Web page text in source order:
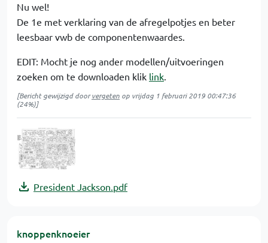
Nu wel!
De 1e met verklaring van de afregelpotjes en beter
leesbaar vwb de componentenwaardes.
EDIT: Mocht je nog ander modellen/uitvoeringen
zoeken om te downloaden klik link.
[Bericht gewijzigd doorvergeten op vrijdag 1 februari 2019 00:47:36
(24%)]
President Jackson.pdf
knoppenknoeier